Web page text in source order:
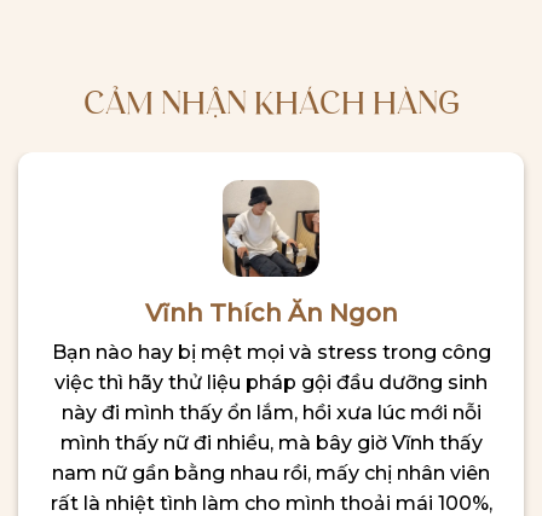
CẢM NHẬN KHÁCH HÀNG
Vĩnh Thích Ăn Ngon
Bạn nào hay bị mệt mọi và stress trong công
việc thì hãy thử liệu pháp gội đầu dưỡng sinh
này đi mình thấy ổn lắm, hồi xưa lúc mới nỗi
mình thấy nữ đi nhiều, mà bây giờ Vĩnh thấy
nam nữ gần bằng nhau rồi, mấy chị nhân viên
rất là nhiệt tình làm cho mình thoải mái 100%,